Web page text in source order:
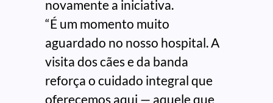
novamente a iniciativa.
“É um momento muito
aguardado no nosso hospital. A
visita dos cães e da banda
reforça o cuidado integral que
oferecemos aqui — aquele que